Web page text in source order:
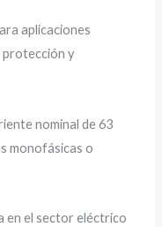
aplicaciones
protección y
nominal de 63
monofásicas o
en el sector eléctrico